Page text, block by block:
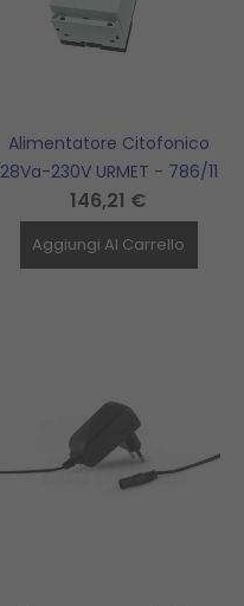
Alimentatore Citofonico
28Va-230V URMET - 786/11
146,21 €
Aggiungi Al Carrello